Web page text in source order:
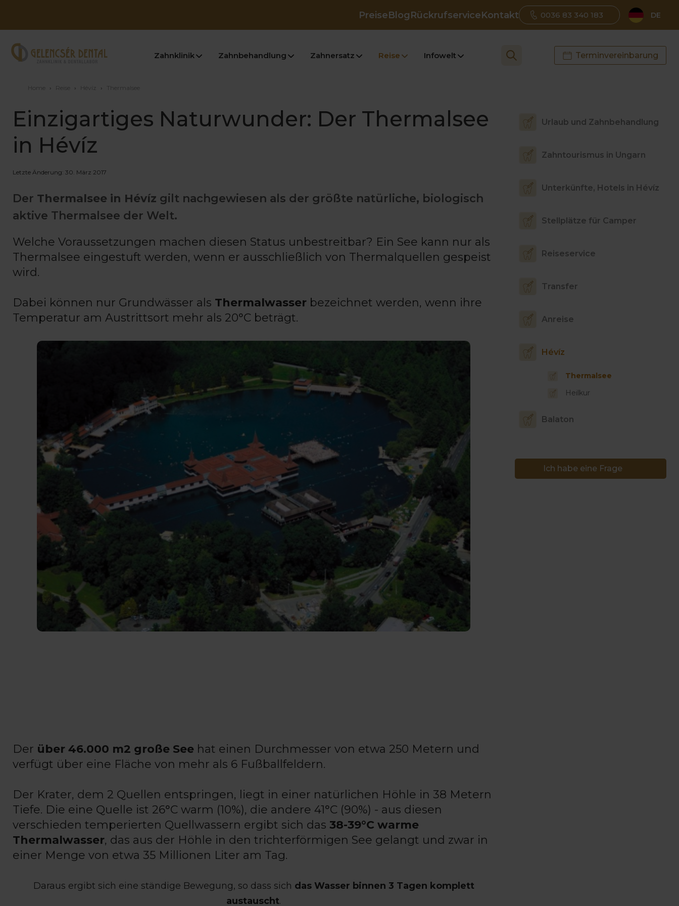
PreiseBlogRückrufserviceKontakt 0036 83 340 183 DE
Zahnklinik Zahnbehandlung Zahnersatz Reise Infowelt Terminvereinbarung
Home › Reise › Hévíz › Thermalsee
Einzigartiges Naturwunder: Der Thermalsee
in Hévíz
Letzte Änderung: 30. März 2017
Der Thermalsee in Hévíz gilt nachgewiesen als der größte natürliche, biologisch
aktive Thermalsee der Welt.
Welche Voraussetzungen machen diesen Status unbestreitbar? Ein See kann nur als
Thermalsee eingestuft werden, wenn er ausschließlich von Thermalquellen gespeist
wird.
Dabei können nur Grundwässer als Thermalwasser bezeichnet werden, wenn ihre
Temperatur am Austrittsort mehr als 20°C beträgt.
Der über 46.000 m2 große See hat einen Durchmesser von etwa 250 Metern und
verfügt über eine Fläche von mehr als 6 Fußballfeldern.
Der Krater, dem 2 Quellen entspringen, liegt in einer natürlichen Höhle in 38 Metern
Tiefe. Die eine Quelle ist 26°C warm (10%), die andere 41°C (90%) - aus diesen
verschieden temperierten Quellwassern ergibt sich das 38-39°C warme
Thermalwasser, das aus der Höhle in den trichterförmigen See gelangt und zwar in
einer Menge von etwa 35 Millionen Liter am Tag.
Daraus ergibt sich eine ständige Bewegung, so dass sich das Wasser binnen 3 Tagen komplett
austauscht.
Urlaub und Zahnbehandlung
Zahntourismus in Ungarn
Unterkünfte, Hotels in Hévíz
Stellplätze für Camper
Reiseservice
Transfer
Anreise
Hévíz
Thermalsee
Heilkur
Balaton
Ich habe eine Frage